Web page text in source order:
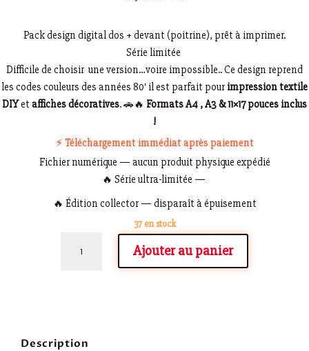
Pack design digital dos + devant (poitrine), prêt à imprimer.
Série limitée
Difficile de choisir une version…voire impossible.. Ce design reprend
les codes couleurs des années 80′ il est parfait pourimpression textile
DIYet affiches décoratives. 🚗🔥 Formats A4 , A3 & 11×17 pouces inclus
!
⚡ Téléchargement immédiat après paiement
Fichier numérique — aucun produit physique expédié
🔥 Série ultra-limitée —
🔥 Édition collector — disparaît à épuisement
37 en stock
Ajouter au panier
Description